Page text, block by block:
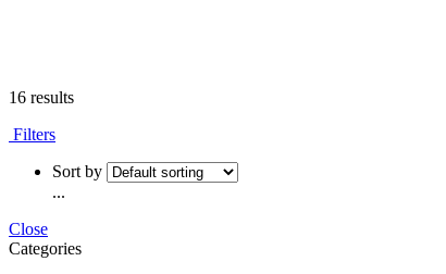
16 results
Filters
Sort by
...
Close
Categories